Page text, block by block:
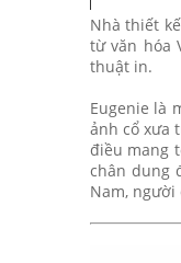
Nhà thiết
từ văn hóa
thuật in.
Eugenie là
ảnh cổ xưa
điều mang
chân dung
Nam,